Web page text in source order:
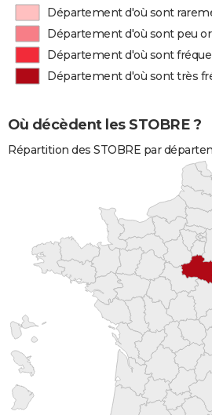
Département d'où sont
Département d'où sont peu
Département d'où sont
Département d'où sont très
Où décèdent les STOBRE ?
Répartition des STOBRE par